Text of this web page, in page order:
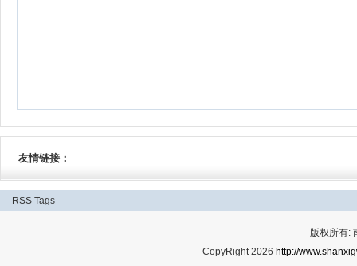
友情链接：
RSS Tags
版权所有:
CopyRight 2026 http://